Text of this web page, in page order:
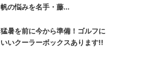
帆の悩みを名手・藤...
猛暑を前に今から準備！ゴルフに
いいクーラーボックスあります!!